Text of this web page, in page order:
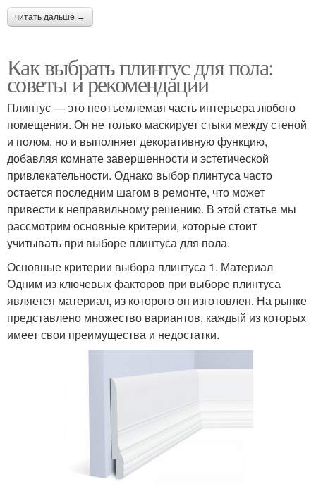
читать дальше →
Как выбрать плинтус для пола:
советы и рекомендации
Плинтус — это неотъемлемая часть интерьера любого
помещения. Он не только маскирует стыки между стеной
и полом, но и выполняет декоративную функцию,
добавляя комнате завершенности и эстетической
привлекательности. Однако выбор плинтуса часто
остается последним шагом в ремонте, что может
привести к неправильному решению. В этой статье мы
рассмотрим основные критерии, которые стоит
учитывать при выборе плинтуса для пола.
Основные критерии выбора плинтуса 1. Материал
Одним из ключевых факторов при выборе плинтуса
является материал, из которого он изготовлен. На рынке
представлено множество вариантов, каждый из которых
имеет свои преимущества и недостатки.